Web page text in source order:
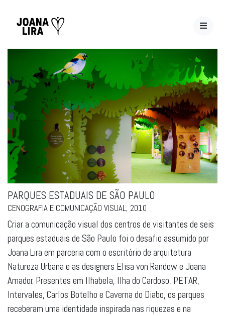
PARQUES ESTADUAIS DE SÃO PAULO
CENOGRAFIA E COMUNICAÇÃO VISUAL, 2010
Criar a comunicação visual dos centros de visitantes de seis
parques estaduais de São Paulo foi o desafio assumido por
Joana Lira em parceria com o escritório de arquitetura
Natureza Urbana e as designers Elisa von Randow e Joana
Amador. Presentes em Ilhabela, Ilha do Cardoso, PETAR,
Intervales, Carlos Botelho e Caverna do Diabo, os parques
receberam uma identidade inspirada nas riquezas e na